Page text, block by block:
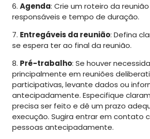
6. Agenda: Crie um roteiro da
responsáveis e tempo de duração.
7. Entregáveis da reunião: Defina
se espera ter ao final da reunião.
8. Pré-trabalho: Se houver
principalmente em reuniões
participativas, levante dados ou
antecipadamente. Especifique
precisa ser feito e dê um prazo
execução. Sugira entrar em contato
pessoas antecipadamente.